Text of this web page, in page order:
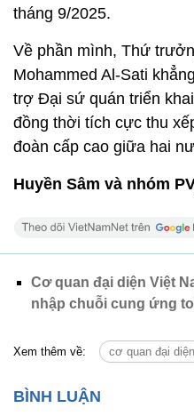
tháng 9/2025.
Về phần mình, Thứ
Mohammed Al-Sati
trợ Đại sứ quán triển
đồng thời tích cực thu
đoàn cấp cao giữa hai
Huyền Sâm và nhóm
Cơ quan đại diện Việt
nhập chuỗi cung ứng
Xem thêm về: cơ quan đại